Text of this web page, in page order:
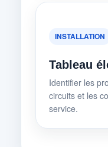
INSTALLATION
Tableau
Identifier les
circuits et les
service.